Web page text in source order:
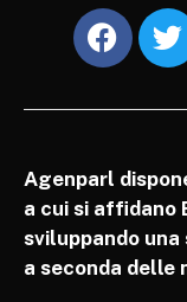
Agenparl
a cui si affidano
sviluppando
a seconda delle